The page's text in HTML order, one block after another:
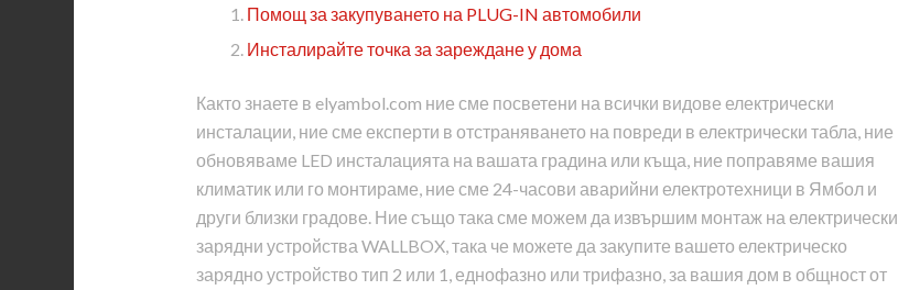
Помощ за закупуването на PLUG-IN автомобили
Инсталирайте точка за зареждане у дома
Както знаете в elyambol.com ние сме посветени на всички видове електрически
инсталации, ние сме експерти в отстраняването на повреди в електрически табла, ние
обновяваме LED инсталацията на вашата градина или къща, ние поправяме вашия
климатик или го монтираме, ние сме 24-часови аварийни електротехници в Ямбол и
други близки градове. Ние също така сме можем да извършим монтаж на електрически
зарядни устройства WALLBOX, така че можете да закупите вашето електрическо
зарядно устройство тип 2 или 1, еднофазно или трифазно, за вашия дом в общност от